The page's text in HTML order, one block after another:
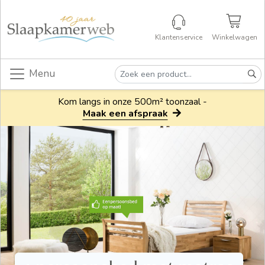
Klantenservice Winkelwagen
Menu
Kom langs in onze 500m² toonzaal -
Maak een afspraak